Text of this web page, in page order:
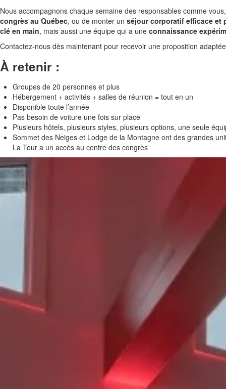
Nous accompagnons chaque semaine des responsables comme
congrès au Québec, ou de monter un séjour corporatif efficace et
clé en main, mais aussi une équipe qui a une connaissance
Contactez-nous dès maintenant pour recevoir une proposition
À retenir :
Groupes de 20 personnes et plus
Hébergement + activités + salles de réunion = tout en un
Disponible toute l’année
Pas besoin de voiture une fois sur place
Plusieurs hôtels, plusieurs styles, plusieurs options, une seule
Sommet des Neiges et Lodge de la Montagne ont des grandes
La Tour a un accès au centre des congrès